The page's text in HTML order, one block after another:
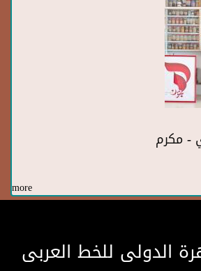
- مكرم
more
الدولى للخط العربى